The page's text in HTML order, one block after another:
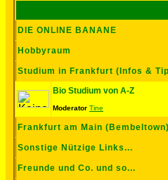
DIE ONLINE BANANE
Hobbyraum
Studium in Frankfurt (Infos &
Bio Studium von A-Z
Moderator Tine
Frankfurt am Main
Sonstige Nützige Links...
Freunde und Co. und so...